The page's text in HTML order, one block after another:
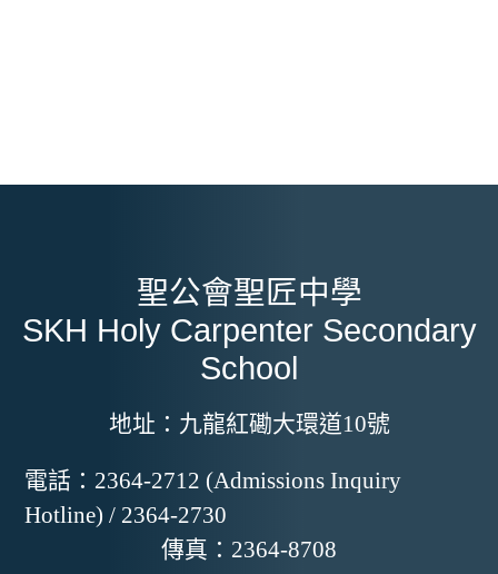
聖公會聖匠中學
SKH Holy Carpenter Secondary
School
地址： 九龍紅磡大環道10號
電話： 2364-2712 (Admissions Inquiry
Hotline) / 2364-2730
傳真： 2364-8708